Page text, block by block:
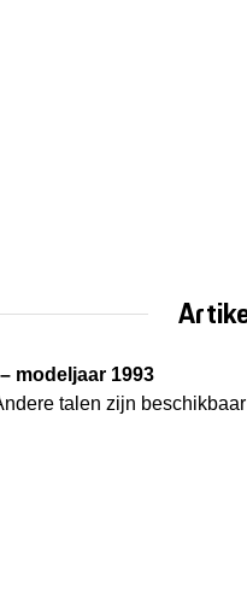
modeljaar 1993
talen zijn